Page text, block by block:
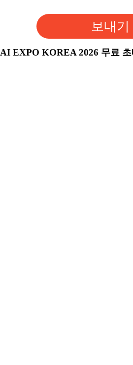
보내기
AI EXPO KOREA 2026 무료 초